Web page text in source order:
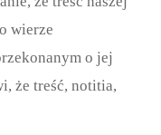
wierze
o jej
że treść, notitia,